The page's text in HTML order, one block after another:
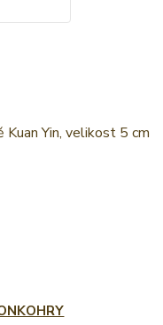
Yin, velikost 5 cm